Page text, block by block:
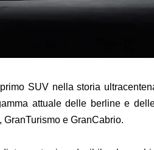
SUV nella storia
attuale delle berline e
e GranCabrio.